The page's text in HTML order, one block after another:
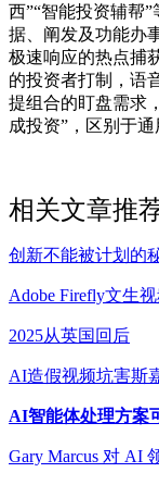
西”“智能投资辅帮
据、阐发及功能办
极速响应的热点捕
的投资者打制，语
提组合的盯盘需求
成投资”，区别于通
相关文章推
创新不能被计划的
Adobe Firefly文生
2025从英国回后
AI造假视频坑害斯
AI智能体处理方案
Gary Marcus 对 AI